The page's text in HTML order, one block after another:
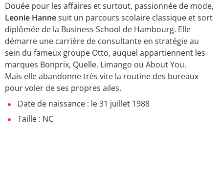
Douée pour les affaires et surtout, passionnée de mode,
Leonie Hannesuit un parcours scolaire classique et sort
diplômée de la Business School de Hambourg. Elle
démarre une carrière de consultante en stratégie au
sein du fameux groupe Otto, auquel appartiennent les
marques Bonprix, Quelle, Limango ou About You.
Mais elle abandonne très vite la routine des bureaux
pour voler de ses propres ailes.
Date de naissance : le 31 juillet 1988
Taille : NC